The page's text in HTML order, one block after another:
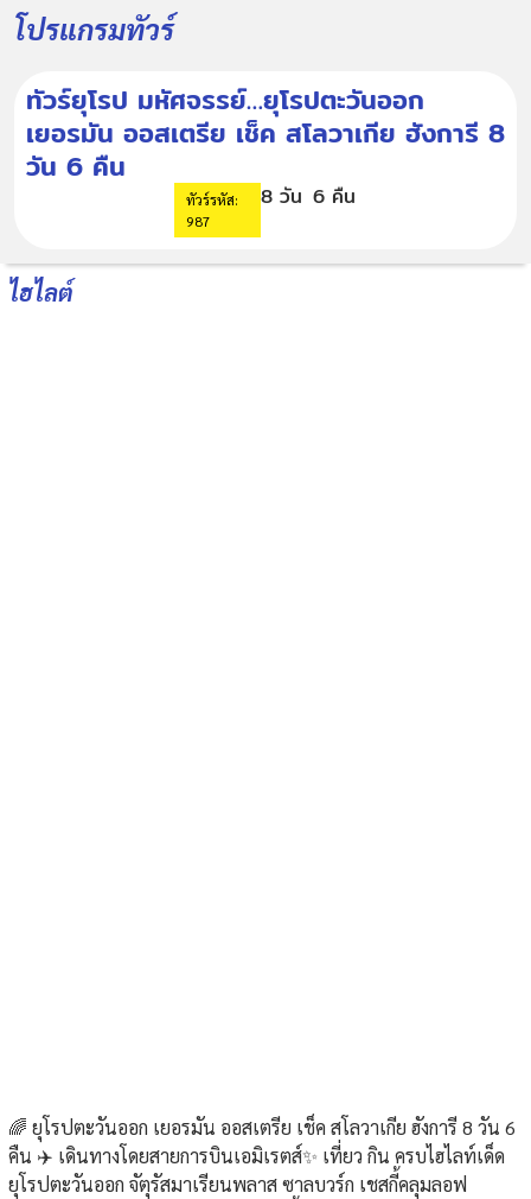
โปรแกรมทัวร์
ทัวร์ยุโรป มหัศจรรย์…ยุโรปตะวันออก
เยอรมัน ออสเตรีย เช็ค สโลวาเกีย ฮังการี 8
วัน 6 คืน
ทัวร์รหัส:
987
8 วัน 6 คืน
ไฮไลต์
🌈 ยุโรปตะวันออก เยอรมัน ออสเตรีย เช็ค สโลวาเกีย ฮังการี 8 วัน 6
คืน ✈️ เดินทางโดยสายการบินเอมิเรตส์✨ เที่ยว กิน ครบไฮไลท์เด็ด
ยุโรปตะวันออก จัตุรัสมาเรียนพลาส ซาลบวร์ก เชสกี้คลุมลอฟ